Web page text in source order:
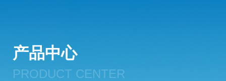
产品中心
PRODUCT CENTER